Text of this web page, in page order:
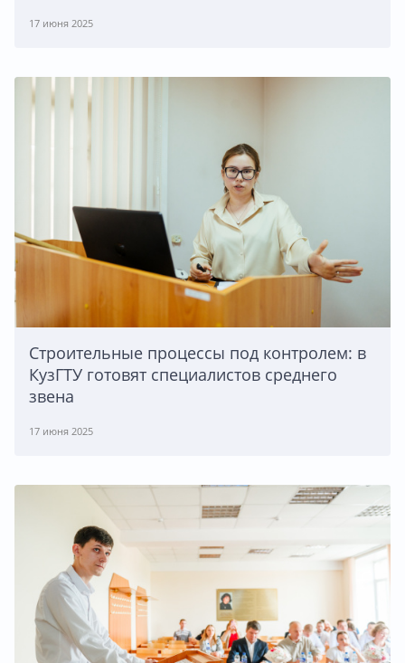
17 июня 2025
Строительные процессы под контролем: в
КузГТУ готовят специалистов среднего
звена
17 июня 2025